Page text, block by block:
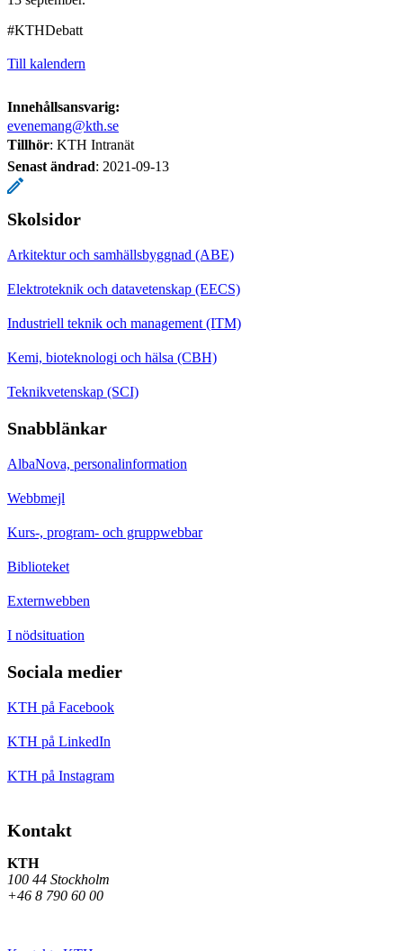
#KTHDebatt
Till kalendern
Innehållsansvarig:
evenemang@kth.se
Tillhör: KTH Intranät
Senast ändrad: 2021-09-13
Skolsidor
Arkitektur och samhällsbyggnad (ABE)
Elektroteknik och datavetenskap (EECS)
Industriell teknik och management (ITM)
Kemi, bioteknologi och hälsa (CBH)
Teknikvetenskap (SCI)
Snabblänkar
AlbaNova, personalinformation
Webbmejl
Kurs-, program- och gruppwebbar
Biblioteket
Externwebben
I nödsituation
Sociala medier
KTH på Facebook
KTH på LinkedIn
KTH på Instagram
Kontakt
KTH
100 44 Stockholm
+46 8 790 60 00